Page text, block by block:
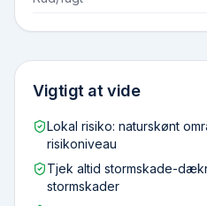
Vigtigt at vide
Lokal risiko: naturskønt
risikoniveau
Tjek altid stormskade-
stormskader